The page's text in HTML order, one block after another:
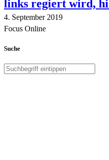
links regiert wird,
4. September 2019
Focus Online
Suche